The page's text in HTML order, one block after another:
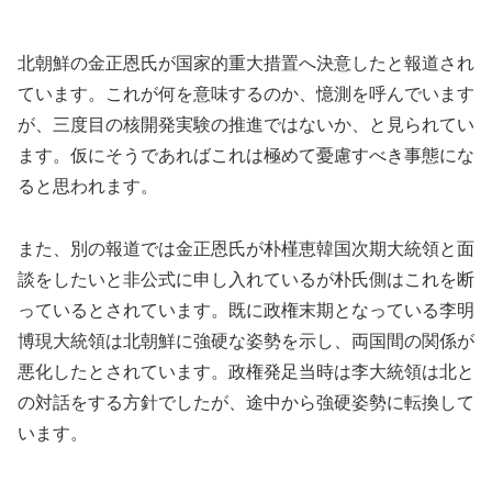
北朝鮮の金正恩氏が国家的重大措置へ決意したと報道され
ています。これが何を意味するのか、憶測を呼んでいます
が、三度目の核開発実験の推進ではないか、と見られてい
ます。仮にそうであればこれは極めて憂慮すべき事態にな
ると思われます。
また、別の報道では金正恩氏が朴槿恵韓国次期大統領と面
談をしたいと非公式に申し入れているが朴氏側はこれを断
っているとされています。既に政権末期となっている李明
博現大統領は北朝鮮に強硬な姿勢を示し、両国間の関係が
悪化したとされています。政権発足当時は李大統領は北と
の対話をする方針でしたが、途中から強硬姿勢に転換して
います。